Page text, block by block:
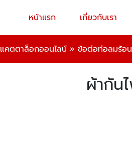
หน้าแรก เกี่ยวกับเรา
แคตตาล็อกออนไลน์ » ข้อต่อท่อลมร้อ
ผ้ากัน